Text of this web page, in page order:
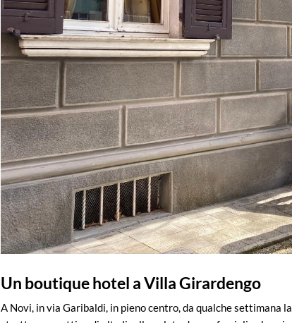
Un boutique hotel a Villa Girardengo
A Novi, in via Garibaldi, in pieno centro, da qualche settimana